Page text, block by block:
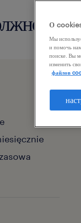
О
Мы
и помочь
поиске. Вы
изменить
файлов